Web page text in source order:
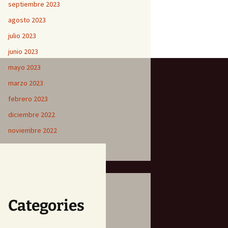
septiembre 2023
agosto 2023
julio 2023
junio 2023
mayo 2023
marzo 2023
febrero 2023
diciembre 2022
noviembre 2022
Categories